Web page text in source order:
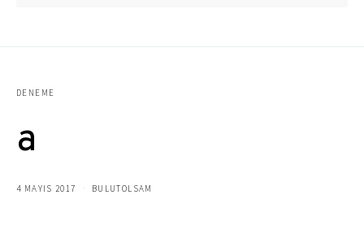
DENEME
a
4 MAYIS 2017 BULUTOLSAM